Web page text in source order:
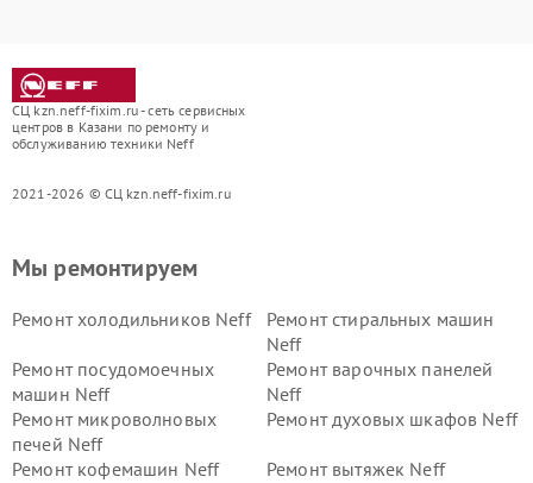
СЦ kzn.neff-fixim.ru - сеть сервисных
центров в Казани по ремонту и
обслуживанию техники Neff
2021-2026 © СЦ kzn.neff-fixim.ru
Мы ремонтируем
Ремонт холодильников Neff
Ремонт стиральных машин
Neff
Ремонт посудомоечных
машин Neff
Ремонт варочных панелей
Neff
Ремонт микроволновых
печей Neff
Ремонт духовых шкафов Neff
Ремонт кофемашин Neff Ремонт вытяжек Neff